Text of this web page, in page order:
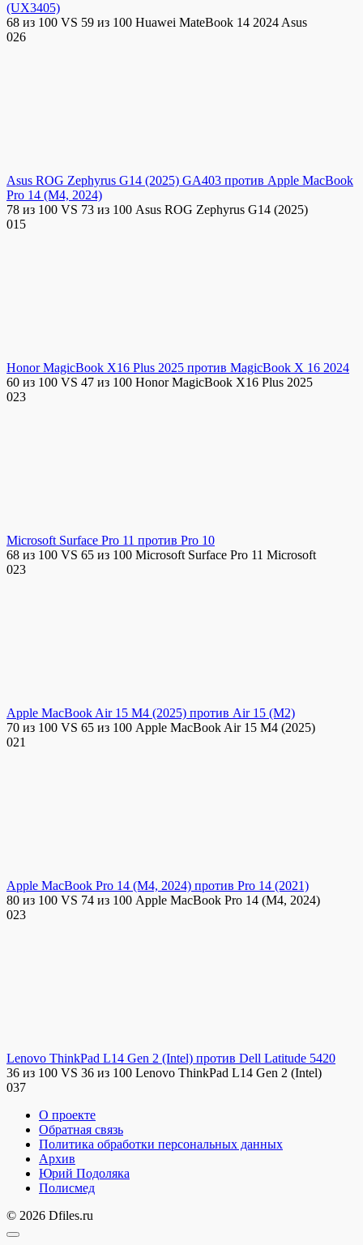
(UX3405)
68 из 100 VS 59 из 100 Huawei MateBook 14 2024 Asus
026
Asus ROG Zephyrus G14 (2025) GA403 против Apple MacBook
Pro 14 (M4, 2024)
78 из 100 VS 73 из 100 Asus ROG Zephyrus G14 (2025)
015
Honor MagicBook X16 Plus 2025 против MagicBook X 16 2024
60 из 100 VS 47 из 100 Honor MagicBook X16 Plus 2025
023
Microsoft Surface Pro 11 против Pro 10
68 из 100 VS 65 из 100 Microsoft Surface Pro 11 Microsoft
023
Apple MacBook Air 15 M4 (2025) против Air 15 (M2)
70 из 100 VS 65 из 100 Apple MacBook Air 15 M4 (2025)
021
Apple MacBook Pro 14 (M4, 2024) против Pro 14 (2021)
80 из 100 VS 74 из 100 Apple MacBook Pro 14 (M4, 2024)
023
Lenovo ThinkPad L14 Gen 2 (Intel) против Dell Latitude 5420
36 из 100 VS 36 из 100 Lenovo ThinkPad L14 Gen 2 (Intel)
037
О проекте
Обратная связь
Политика обработки персональных данных
Архив
Юрий Подоляка
Полисмед
© 2026 Dfiles.ru